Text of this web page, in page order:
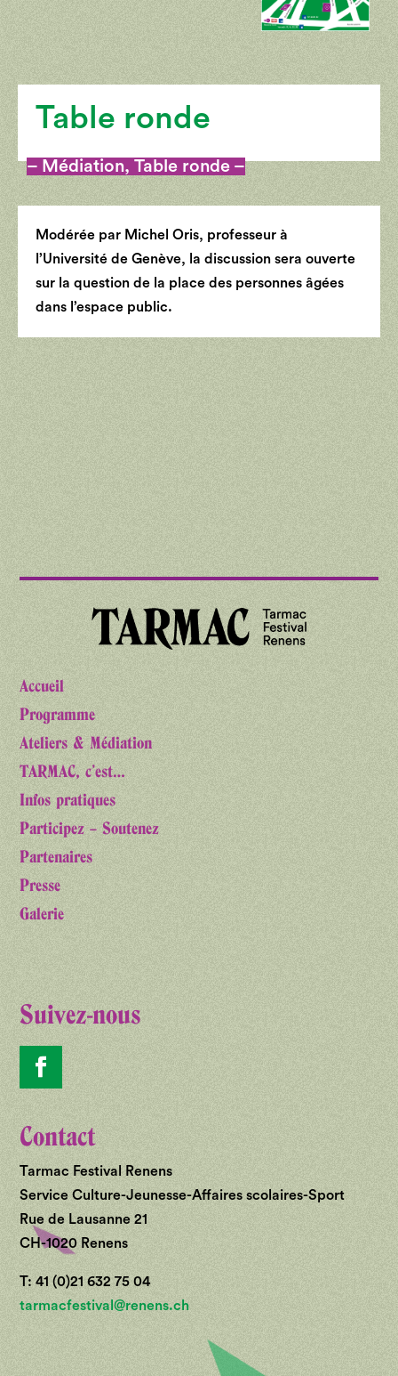
Table ronde
– Médiation, Table ronde –
Modérée par Michel Oris, professeur à
l’Université de Genève, la discussion sera ouverte
sur la question de la place des personnes âgées
dans l’espace public.
Accueil
Programme
Ateliers & Médiation
TARMAC, c’est…
Infos pratiques
Participez – Soutenez
Partenaires
Presse
Galerie
Suivez-nous
Contact
Tarmac Festival Renens
Service Culture-Jeunesse-Affaires scolaires-Sport
Rue de Lausanne 21
CH-1020 Renens
T: 41 (0)21 632 75 04
tarmacfestival@renens.ch